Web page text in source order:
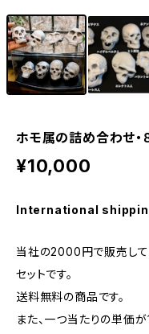
ホモ属の詰め合わせ・
¥10,000
International
当社の2000円で販売し
セットです。
送料無料の商品です。
また、一つ当たりの単価